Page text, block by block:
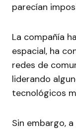
parecían
La compañía
espacial, ha
redes de
liderando
tecnológicos
Sin embargo,